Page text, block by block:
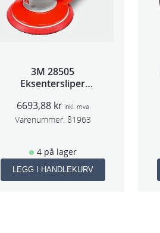
3M 28505
Eksentersliper
slag 75mm
6693,88 kr inkl. mva
Varenummer: 81963
4 på lager
LEGG I HANDLEKURV